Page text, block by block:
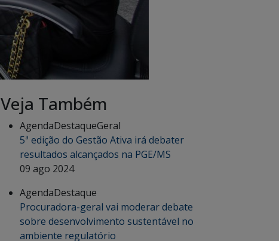
Veja Também
AgendaDestaqueGeral
5ª edição do Gestão Ativa irá debater
resultados alcançados na PGE/MS
09 ago 2024
AgendaDestaque
Procuradora-geral vai moderar debate
sobre desenvolvimento sustentável no
ambiente regulatório